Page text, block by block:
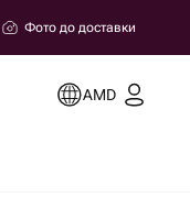
Фото до доставки
AMD